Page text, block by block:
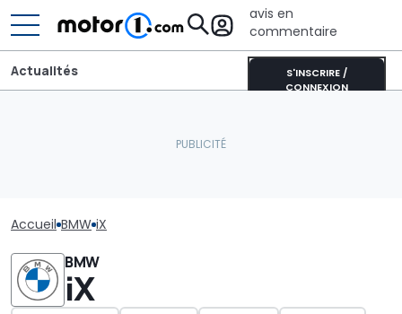
avis en
commentaire
S'INSCRIRE /
CONNEXION
Actualités
Accueil BMW iX
BMW
iX